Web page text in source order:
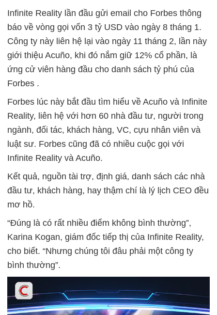
Infinite Reality lần đầu gửi email cho Forbes thông
báo về vòng gọi vốn 3 tỷ USD vào ngày 8 tháng 1.
Công ty này liên hệ lại vào ngày 11 tháng 2, lần này
giới thiệu Acuño, khi đó nắm giữ 12% cổ phần, là
ứng cử viên hàng đầu cho danh sách tỷ phú của
Forbes .
Forbes lúc này bắt đầu tìm hiểu về Acuño và Infinite
Reality, liên hệ với hơn 60 nhà đầu tư, người trong
ngành, đối tác, khách hàng, VC, cựu nhân viên và
luật sư. Forbes cũng đã có nhiều cuộc gọi với
Infinite Reality và Acuño.
Kết quả, nguồn tài trợ, định giá, danh sách các nhà
đầu tư, khách hàng, hay thậm chí là lý lịch CEO đều
mơ hồ.
“Đúng là có rất nhiều điểm không bình thường”,
Karina Kogan, giám đốc tiếp thị của Infinite Reality,
cho biết. “Nhưng chúng tôi đâu phải một công ty
bình thường”.